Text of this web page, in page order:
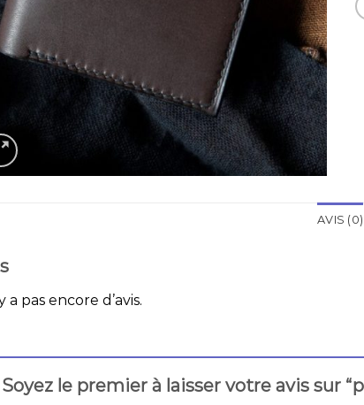
AVIS (0)
a pas encore d’avis.
Soyez le premier à laisser votre avis sur